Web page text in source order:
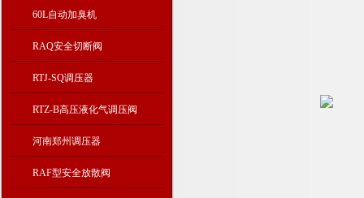
60L自动加臭机
RAQ安全切断阀
RTJ-SQ调压器
RTZ-B高压液化气调压阀
河南郑州调压器
RAF型安全放散阀